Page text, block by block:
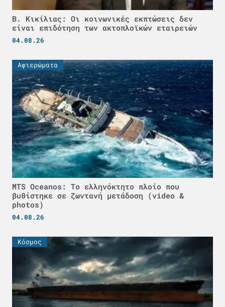
Β. Κικίλιας: Οι κοινωνικές εκπτώσεις δεν
είναι επιδότηση των ακτοπλοϊκών εταιρειών
04.08.26
Αφιερώματα
MTS Oceanos: Το ελληνόκτητο πλοίο που
βυθίστηκε σε ζωντανή μετάδοση (video &
photos)
04.08.26
Κόσμος